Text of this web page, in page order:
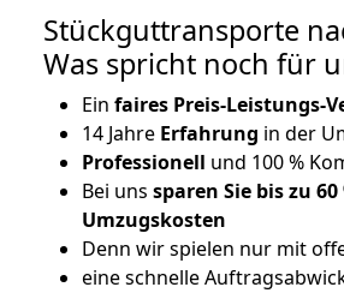
Stückguttransporte
Was spricht noch für
Ein faires Preis-Leistungs-
14 Jahre Erfahrung in der
Professionell und 100 %
Bei uns sparen Sie bis zu 60
Umzugskosten
Denn wir spielen nur mit
eine schnelle